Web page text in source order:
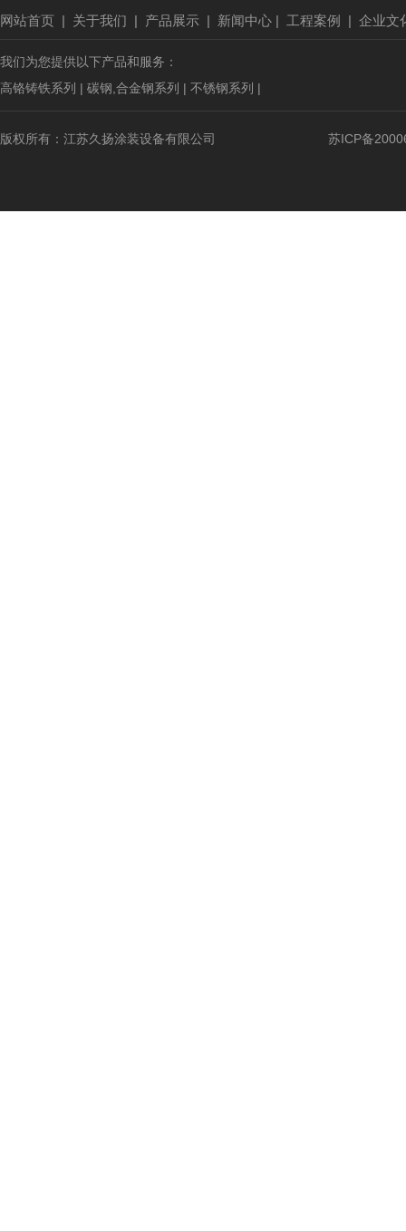
网站首页 | 关于我们 | 产品展示 | 新闻中心 | 工程案例 | 企业文
我们为您提供以下产品和服务：
高铬铸铁系列 | 碳钢,合金钢系列 | 不锈钢系列 |
版权所有：江苏久扬涂装设备有限公司 苏ICP备